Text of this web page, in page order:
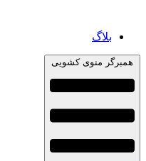
بلاگ
همبرگر منوی کشویی